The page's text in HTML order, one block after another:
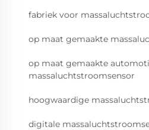
fabriek voor
op maat gemaakte
op maat gemaakte
massaluchtstroomsensor
hoogwaardige
digitale